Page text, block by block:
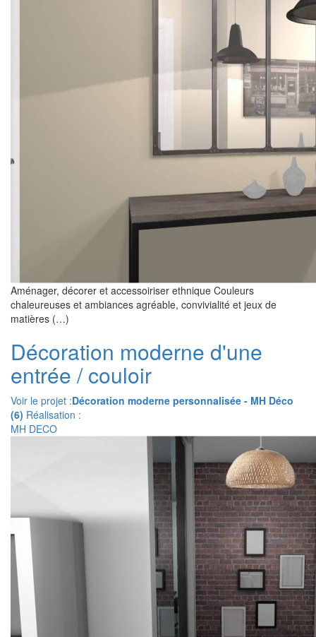
Aménager, décorer et accessoiriser ethnique Couleurs
chaleureuses et ambiances agréable, convivialité et jeux de
matières (…)
Décoration moderne d'une
entrée / couloir
Voir le projet :Décoration moderne personnalisée - MH Déco
(6) Réalisation :
MH DECO